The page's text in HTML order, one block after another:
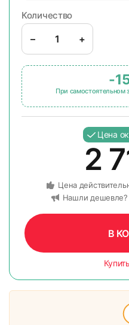
Количество
– +
-
При самостоятельном
Цена
2
Цена
Нашли
В